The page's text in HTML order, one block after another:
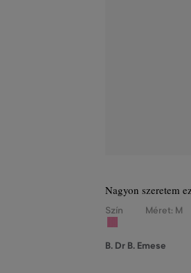
Nagyon szeretem
Szín Méret: M
B. Dr B. Emese